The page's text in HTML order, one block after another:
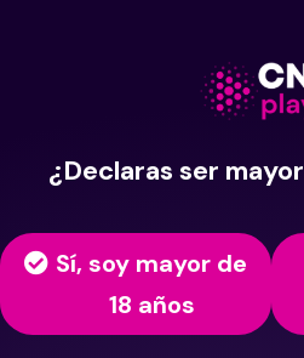
¿Declaras ser
Sí, soy mayor de
18 años